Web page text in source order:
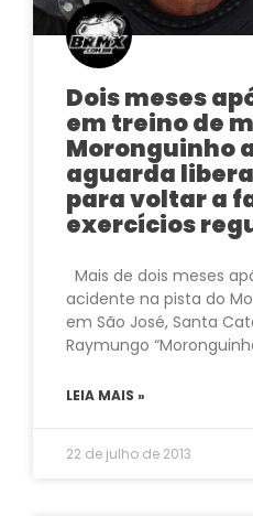
Dois meses
em treino de
Moronguinho
aguarda
para voltar a
exercícios
Mais de dois meses
acidente na pista do
em São José, Santa
Raymungo
LEIA MAIS »
22 de julho de 2013